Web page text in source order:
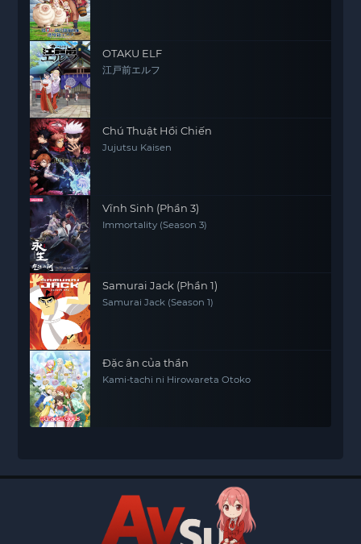
OTAKU ELF
江戸前エルフ
Chú Thuật Hồi Chiến
Jujutsu Kaisen
Vĩnh Sinh (Phần 3)
Immortality (Season 3)
Samurai Jack (Phần 1)
Samurai Jack (Season 1)
Đặc ân của thần
Kami-tachi ni Hirowareta Otoko